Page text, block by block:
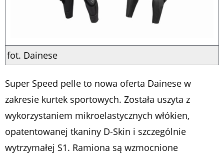
fot. Dainese
Super Speed pelle to nowa oferta Dainese w
zakresie kurtek sportowych. Została uszyta z
wykorzystaniem mikroelastycznych włókien,
opatentowanej tkaniny D-Skin i szczególnie
wytrzymałej S1. Ramiona są wzmocnione